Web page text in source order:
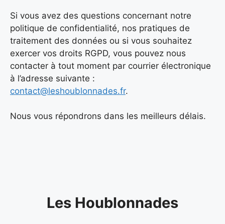
Si vous avez des questions concernant notre
politique de confidentialité, nos pratiques de
traitement des données ou si vous souhaitez
exercer vos droits RGPD, vous pouvez nous
contacter à tout moment par courrier électronique
à l’adresse suivante :
contact@leshoublonnades.fr.
Nous vous répondrons dans les meilleurs délais.
Les Houblonnades